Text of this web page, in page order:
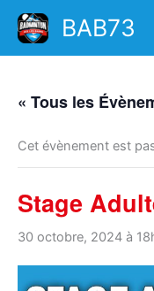
Aller
contenu
BAB73
« Tous les
Cet évènement est
Stage
30 octobre, 2024 à